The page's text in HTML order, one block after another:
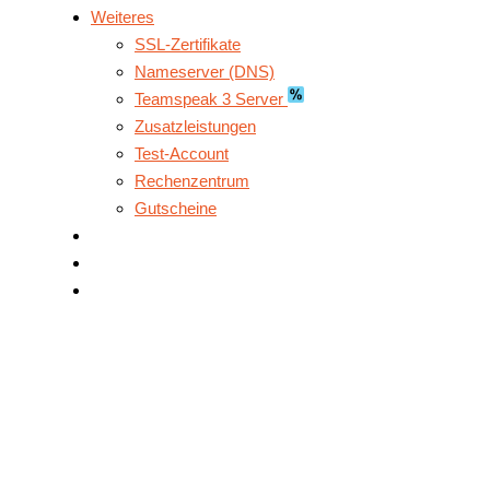
Weiteres
SSL-Zertifikate
Nameserver (DNS)
Teamspeak 3 Server
Zusatzleistungen
Test-Account
Rechenzentrum
Gutscheine